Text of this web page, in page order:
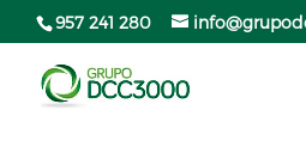
957 241 280